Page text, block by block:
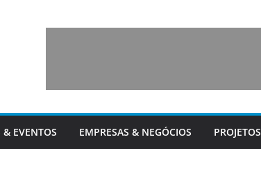
& EVENTOS EMPRESAS & NEGÓCIOS PROJETOS